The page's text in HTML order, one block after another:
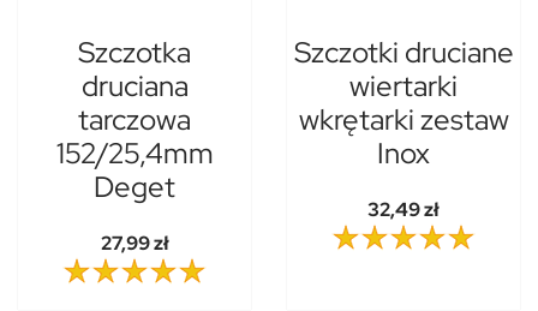
Szczotka
druciana
tarczowa
152/25,4mm
Deget
27,99 zł
Szczotki druciane
wiertarki
wkrętarki zestaw
Inox
32,49 zł